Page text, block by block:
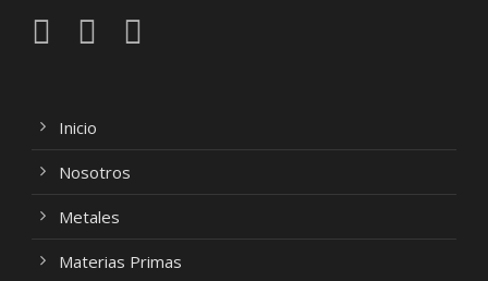
Inicio
Nosotros
Metales
Materias Primas